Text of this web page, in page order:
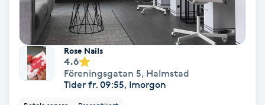
Fettreducering
FibromassageRose Nails
4.6
Föreningsgatan 5, Halmstad
Tider fr. 09:55, Imorgon